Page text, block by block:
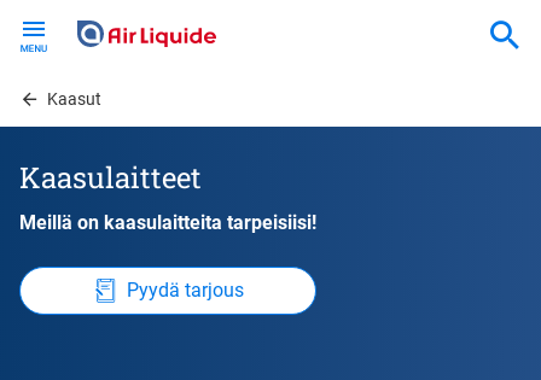
contentKaasut
Kaasulaitteet
Meillä on kaasulaitteita tarpeisiisi!
Pyydä tarjous